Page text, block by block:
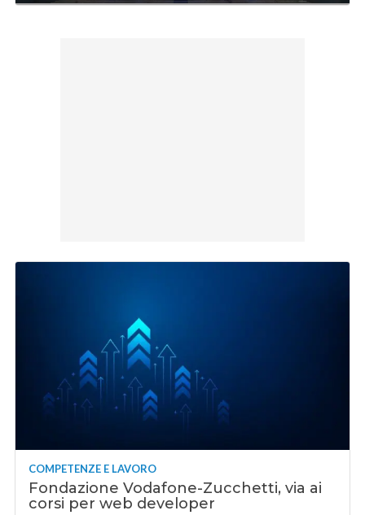
COMPETENZE E LAVORO
Fondazione Vodafone-Zucchetti, via ai
corsi per web developer